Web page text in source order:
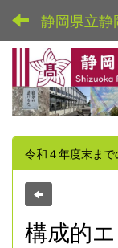
静岡県立静
令和４年度末まで
構成的